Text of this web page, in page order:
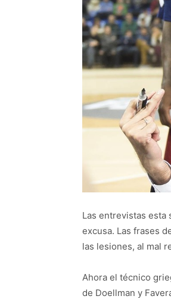
Las entrevistas esta
excusa. Las frases
las lesiones, al mal
Ahora el técnico
de Doellman y